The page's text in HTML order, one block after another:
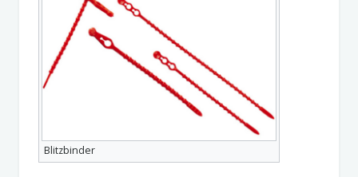
Blitzbinder